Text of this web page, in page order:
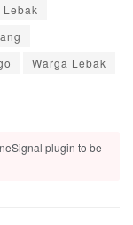
Lebak
Warga Lebak
plugin to be